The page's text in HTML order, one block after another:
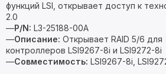
функций LSI, открывает доступ к
2.0
—P/N: L3-25188-00A
—Описание: Открывает RAID 5/6 для
контроллеров LSI9267-8i и LSI9272-8i
—Совместимость: LSI9267-8i,